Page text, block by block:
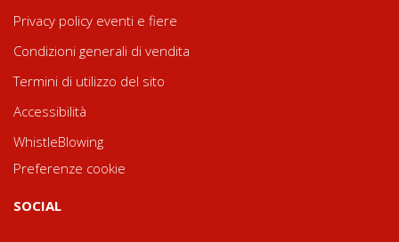
Privacy policy eventi e fiere
Condizioni generali di vendita
Termini di utilizzo del sito
Accessibilità
WhistleBlowing
Preferenze cookie
SOCIAL